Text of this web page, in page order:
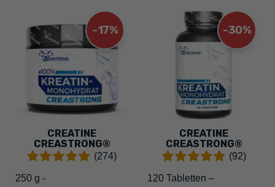
-17%
CREATINE
CREASTRONG®
(274)
250 g -
-30%
CREATINE
CREASTRONG®
(92)
120 Tabletten –